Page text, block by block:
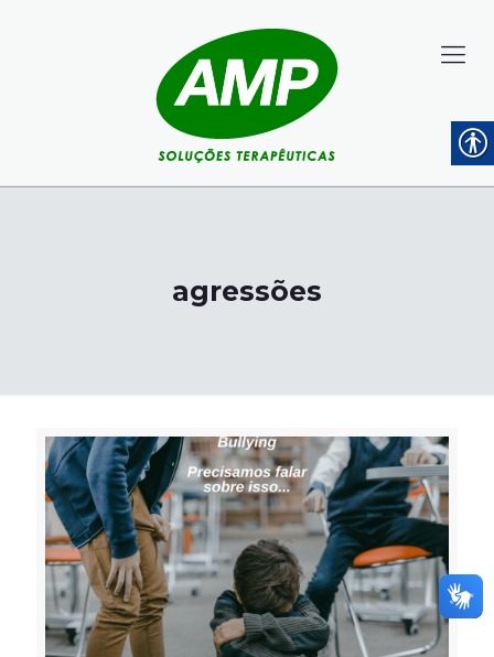
agressões